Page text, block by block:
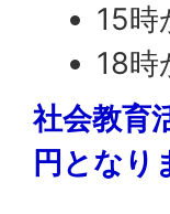
15時
18時
社会教育
円となり